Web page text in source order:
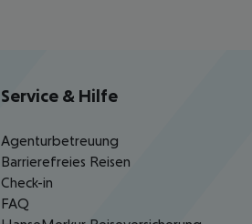
Service & Hilfe
Agenturbetreuung
Barrierefreies Reisen
Check-in
FAQ